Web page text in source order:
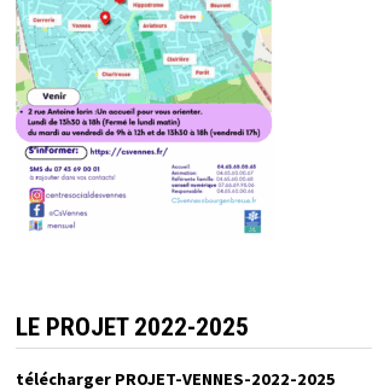
LE PROJET 2022-2025
télécharger PROJET-VENNES-2022-2025